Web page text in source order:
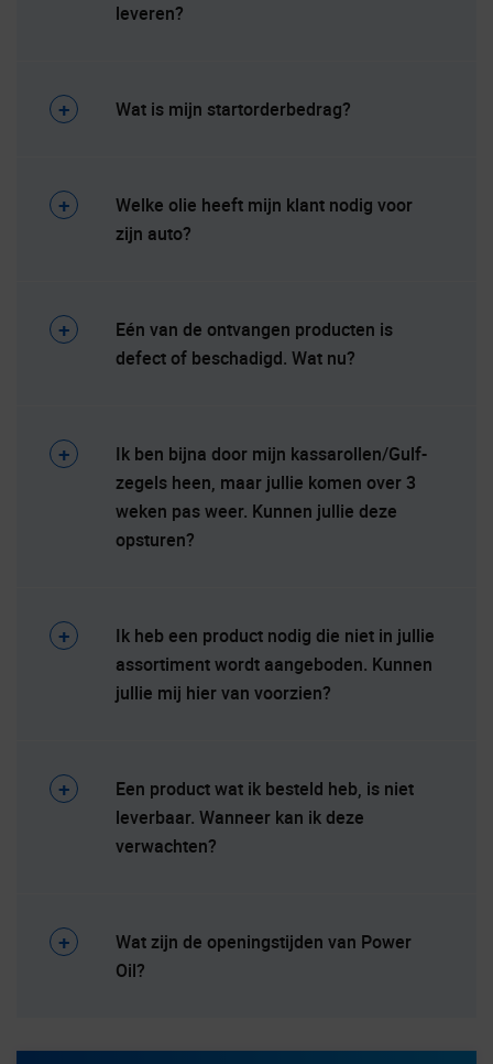
leveren?
Wat is mijn startorderbedrag?
Welke olie heeft mijn klant nodig voor
zijn auto?
Eén van de ontvangen producten is
defect of beschadigd. Wat nu?
Ik ben bijna door mijn kassarollen/Gulf-
zegels heen, maar jullie komen over 3
weken pas weer. Kunnen jullie deze
opsturen?
Ik heb een product nodig die niet in jullie
assortiment wordt aangeboden. Kunnen
jullie mij hier van voorzien?
Een product wat ik besteld heb, is niet
leverbaar. Wanneer kan ik deze
verwachten?
Wat zijn de openingstijden van Power
Oil?